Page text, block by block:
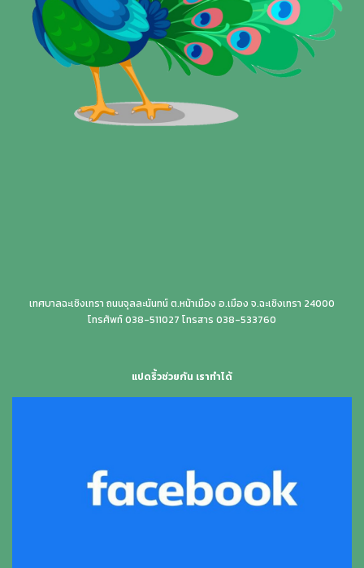
เทศบาลฉะเชิงเทรา ถนนจุลละนันทน์ ต.หน้าเมือง อ.เมือง จ.ฉะเชิงเทรา 24000
โทรศัพท์ 038-511027 โทรสาร 038-533760
แปดริ้วช่วยกัน เราทำได้